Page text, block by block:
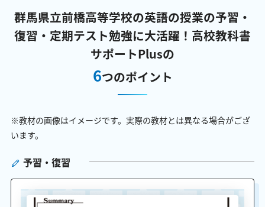
群馬県立前橋高等学校の英語の授業の予習・
復習・定期テスト勉強に大活躍！ 高校教科書
サポートPlusの
6つのポイント
※教材の画像はイメージです。実際の教材とは異なる場合がござ
います。
予習・復習